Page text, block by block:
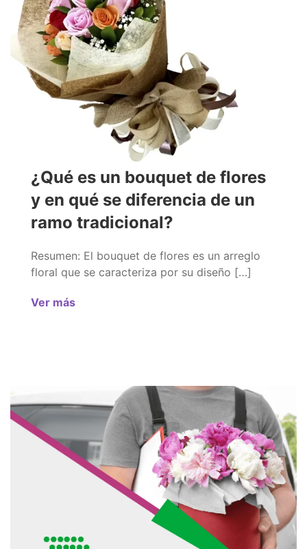
¿Qué es un bouquet de flores
y en qué se diferencia de un
ramo tradicional?
Resumen: El bouquet de flores es un arreglo
floral que se caracteriza por su diseño […]
Ver más